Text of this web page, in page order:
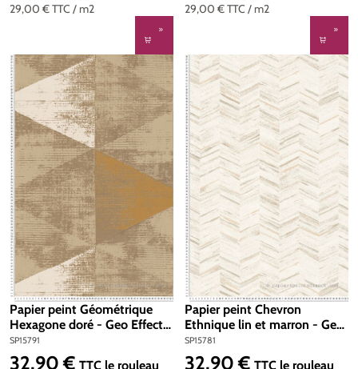
29,00 €TTC / m2 29,00 €TTC / m2
Papier peint Géométrique
Hexagone doré - Geo Effect
d'A.S. Création | Réf. SP15791
SP15791
Prix régulier :
32,90 € TTC le rouleau
Papier peint Chevron
Ethnique lin et marron - Geo
Effect d'A.S. Création | Réf.
SP15781
SP15781
Prix régulier :
32,90 € TTC le rouleau